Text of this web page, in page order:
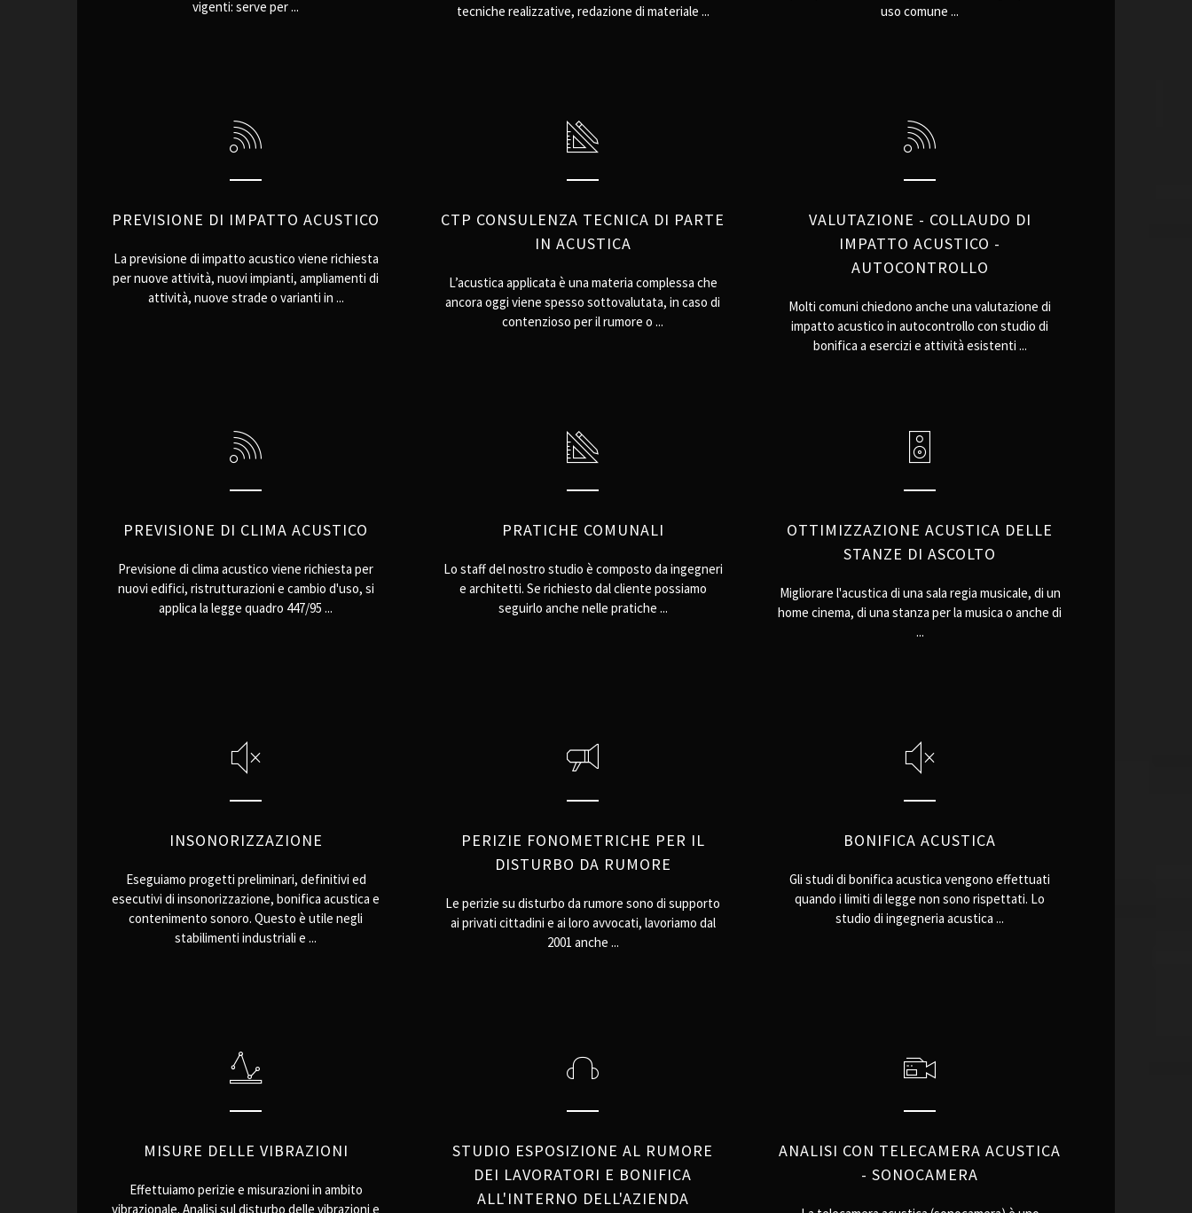
vigenti: serve per ...
tecniche realizzative, redazione di materiale ...
uso comune ...
PREVISIONE DI IMPATTO ACUSTICO
La previsione di impatto acustico viene richiesta
per nuove attività, nuovi impianti, ampliamenti di
attività, nuove strade o varianti in ...
CTP CONSULENZA TECNICA DI PARTE
IN ACUSTICA
L’acustica applicata è una materia complessa che
ancora oggi viene spesso sottovalutata, in caso di
contenzioso per il rumore o ...
VALUTAZIONE - COLLAUDO DI
IMPATTO ACUSTICO -
AUTOCONTROLLO
Molti comuni chiedono anche una valutazione di
impatto acustico in autocontrollo con studio di
bonifica a esercizi e attività esistenti ...
PREVISIONE DI CLIMA ACUSTICO
Previsione di clima acustico viene richiesta per
nuovi edifici, ristrutturazioni e cambio d'uso, si
applica la legge quadro 447/95 ...
PRATICHE COMUNALI
Lo staff del nostro studio è composto da ingegneri
e architetti. Se richiesto dal cliente possiamo
seguirlo anche nelle pratiche ...
OTTIMIZZAZIONE ACUSTICA DELLE
STANZE DI ASCOLTO
Migliorare l'acustica di una sala regia musicale, di un
home cinema, di una stanza per la musica o anche di
...
INSONORIZZAZIONE
Eseguiamo progetti preliminari, definitivi ed
esecutivi di insonorizzazione, bonifica acustica e
contenimento sonoro. Questo è utile negli
stabilimenti industriali e ...
PERIZIE FONOMETRICHE PER IL
DISTURBO DA RUMORE
Le perizie su disturbo da rumore sono di supporto
ai privati cittadini e ai loro avvocati, lavoriamo dal
2001 anche ...
BONIFICA ACUSTICA
Gli studi di bonifica acustica vengono effettuati
quando i limiti di legge non sono rispettati. Lo
studio di ingegneria acustica ...
MISURE DELLE VIBRAZIONI
Effettuiamo perizie e misurazioni in ambito
vibrazionale. Analisi sul disturbo delle vibrazioni e
STUDIO ESPOSIZIONE AL RUMORE
DEI LAVORATORI E BONIFICA
ALL'INTERNO DELL'AZIENDA
ANALISI CON TELECAMERA ACUSTICA
- SONOCAMERA